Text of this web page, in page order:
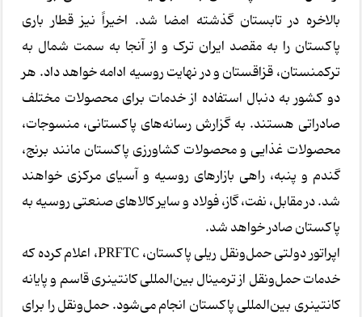
بالاخره در تابستان گذشته امضا شد. اخیراً نیز قطار باری
پاکستان را به مقصد ایران ترک و از آنجا به سمت شمال به
ترکمنستان، قزاقستان و در نهایت روسیه ادامه خواهد داد. هر
دو کشور به دنبال استفاده از خدمات برای محصولات مختلف
صادراتی هستند. به گزارش رسانه‌های پاکستانی، منسوجات،
محصولات غذایی و محصولات کشاورزی پاکستان مانند برنج،
گندم و پنبه، راهی بازارهای روسیه و آسیای مرکزی خواهند
شد. در مقابل، نفت، گاز، فولاد و سایر کالاهای صنعتی روسیه به
پاکستان صادر خواهد شد.
اپراتور دولتی حمل‌ونقل ریلی پاکستان، PRFTC، اعلام کرده که
خدمات حمل‌ونقل از ترمینال بین‌المللی کانتینری قاسم و پایانه
کانتینری بین‌المللی پاکستان انجام می‌شود. حمل‌ونقل را برای